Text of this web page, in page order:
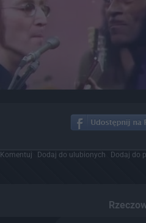
Komentuj Dodaj do ulubionych Dodaj do